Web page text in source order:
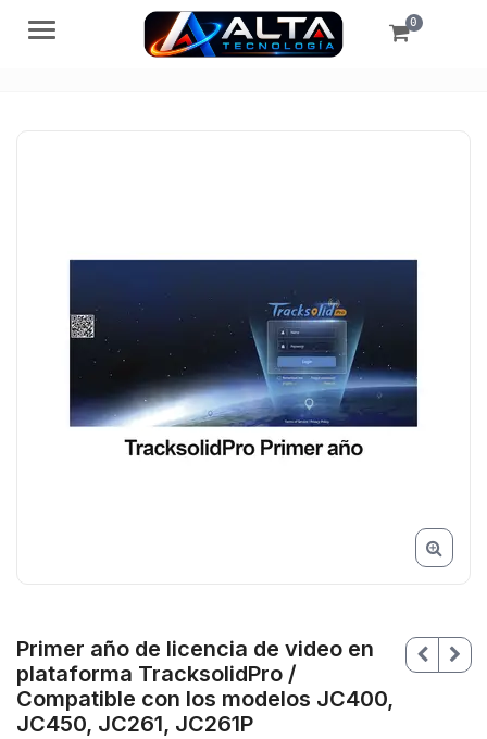
Menú 0
Primer año de licencia de video en
plataforma TracksolidPro /
Compatible con los modelos JC400,
JC450, JC261, JC261P